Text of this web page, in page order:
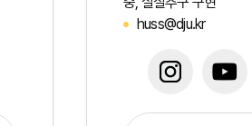
huss@dju.kr